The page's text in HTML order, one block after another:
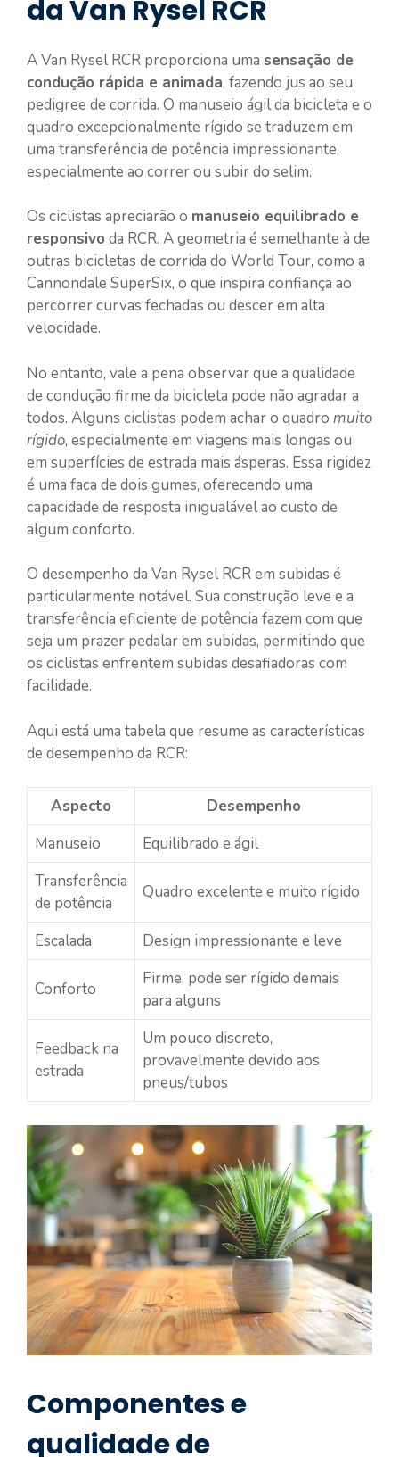
da Van Rysel RCR
A Van Rysel RCR proporciona uma sensação de
condução rápida e animada, fazendo jus ao seu
pedigree de corrida. O manuseio ágil da bicicleta e o
quadro excepcionalmente rígido se traduzem em
uma transferência de potência impressionante,
especialmente ao correr ou subir do selim.
Os ciclistas apreciarão o manuseio equilibrado e
responsivo da RCR. A geometria é semelhante à de
outras bicicletas de corrida do World Tour, como a
Cannondale SuperSix, o que inspira confiança ao
percorrer curvas fechadas ou descer em alta
velocidade.
No entanto, vale a pena observar que a qualidade
de condução firme da bicicleta pode não agradar a
todos. Alguns ciclistas podem achar o quadro muito
rígido, especialmente em viagens mais longas ou
em superfícies de estrada mais ásperas. Essa rigidez
é uma faca de dois gumes, oferecendo uma
capacidade de resposta inigualável ao custo de
algum conforto.
O desempenho da Van Rysel RCR em subidas é
particularmente notável. Sua construção leve e a
transferência eficiente de potência fazem com que
seja um prazer pedalar em subidas, permitindo que
os ciclistas enfrentem subidas desafiadoras com
facilidade.
Aqui está uma tabela que resume as características
de desempenho da RCR:
Aspecto
Desempenho
Manuseio
Equilibrado e ágil
Transferência
de potência
Quadro excelente e muito rígido
Escalada Design impressionante e leve
Conforto
Firme, pode ser rígido demais
para alguns
Feedback na
estrada
Um pouco discreto,
provavelmente devido aos
pneus/tubos
Componentes e
qualidade de